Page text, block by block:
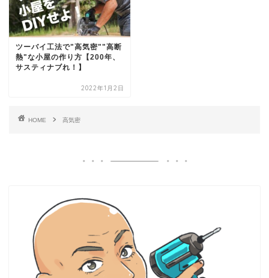
ツーバイ工法で"高気密""高断
熱"な小屋の作り方【200年、
サスティナブれ！】
2022年1月2日
HOME 高気密